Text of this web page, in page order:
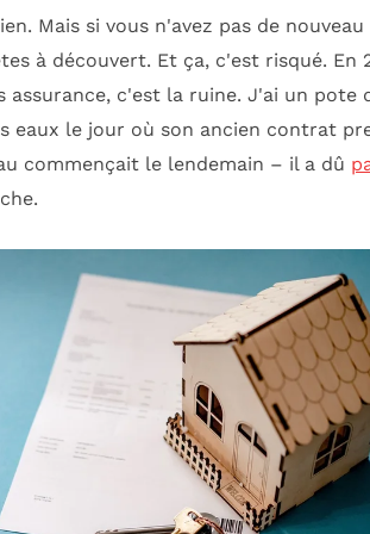
Mais si vous n'avez pas de nouveau
à découvert. Et ça, c'est risqué. En
assurance, c'est la ruine. J'ai un pote
eaux le jour où son ancien contrat
commençait le lendemain – il a dû